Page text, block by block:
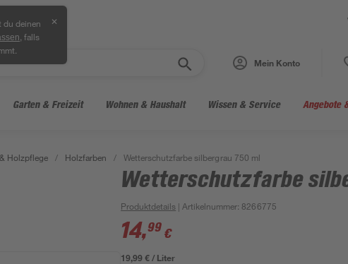
du deinen
, falls
✕
Mein Konto
Garten & Freizeit Wohnen & Haushalt Wissen & Service Angebote
Holzpflege / Holzfarben / Wetterschutzfarbe silbergrau 750 ml
Wetterschutzfarbe
Produktdetails | Artikelnummer: 8266775
14,99 €
19,99 € / Liter